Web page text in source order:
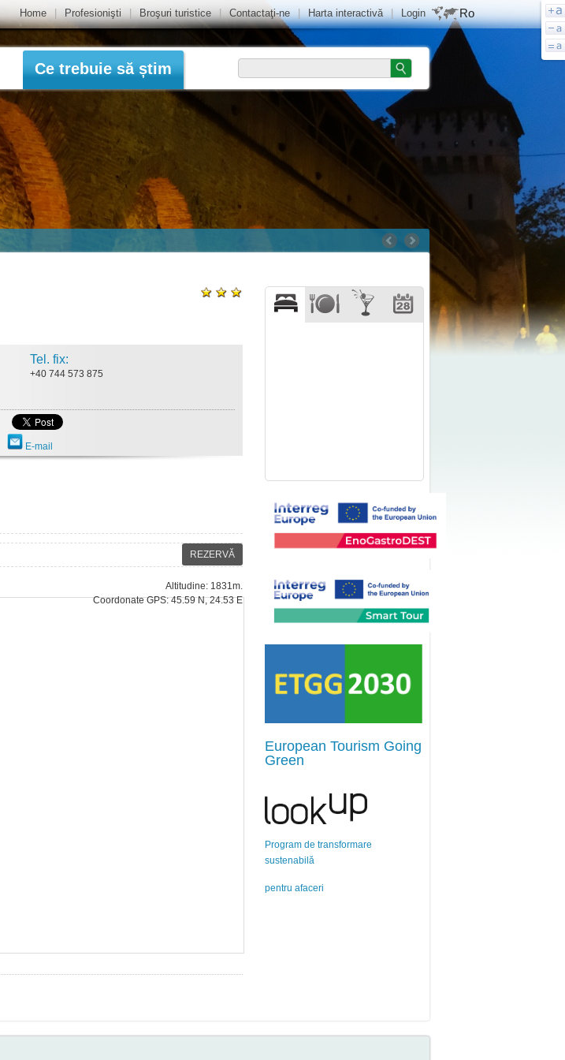
Login Ro
Home Profesionişti | Broşuri turistice | Contactaţi-ne | Harta interactivă |
Ce trebuie să știm
Tel. fix:
+40 744 573 875
E-mail
REZERVĂ
Altitudine: 1831m.
Coordonate GPS: 45.59 N, 24.53 E
European Tourism Going
Green
Program de transformare
sustenabilă
pentru afaceri